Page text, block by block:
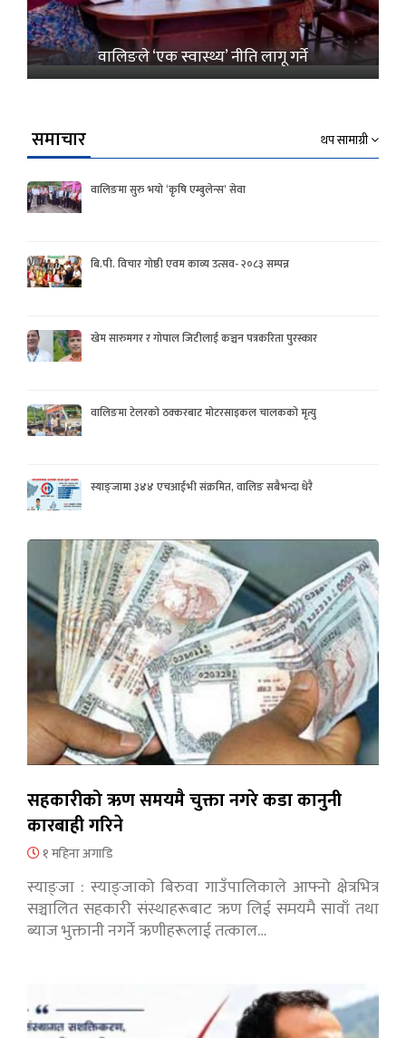
वालिङले ‘एक स्वास्थ्य’ नीति लागू गर्ने
समाचार थप सामाग्री
वालिङमा सुरु भयो ‘कृषि एम्बुलेन्स’ सेवा
बि.पी. विचार गोष्ठी एवम काव्य उत्सव- २०८३ सम्पन्न
खेम सारुमगर र गोपाल जिटीलाई कञ्चन पत्रकरिता पुरस्कार
वालिङमा टेलरको ठक्करबाट मोटरसाइकल चालकको मृत्यु
स्याङ्जामा ३४४ एचआईभी संक्रमित, वालिङ सबैभन्दा धेरै
सहकारीको ऋण समयमै चुक्ता नगरे कडा कानुनी
कारबाही गरिने
१ महिना अगाडि
स्याङ्जा : स्याङ्जाको बिरुवा गाउँपालिकाले आफ्नो क्षेत्रभित्र
सञ्चालित सहकारी संस्थाहरूबाट ऋण लिई समयमै सावाँ तथा
ब्याज भुक्तानी नगर्ने ऋणीहरूलाई तत्काल…